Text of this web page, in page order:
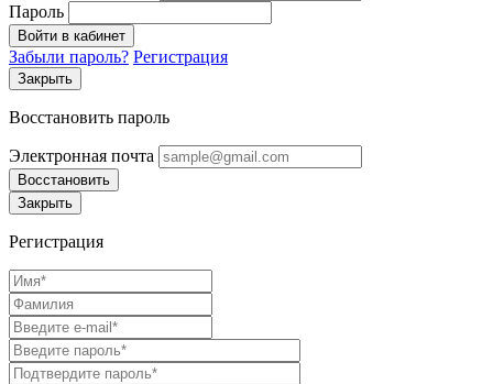
Пароль
Войти в кабинет
Забыли пароль? Регистрация
Закрыть
Восстановить пароль
Электронная почта
Восстановить
Закрыть
Регистрация